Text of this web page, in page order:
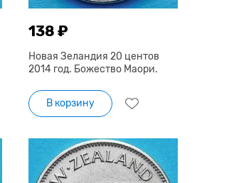
138 ₽
Новая Зеландия 20 центов
2014 год. Божество Маори.
В корзину